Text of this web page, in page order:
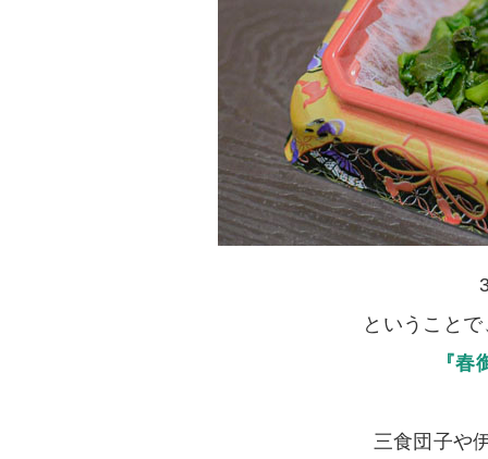
ということ
『春
三食団子や